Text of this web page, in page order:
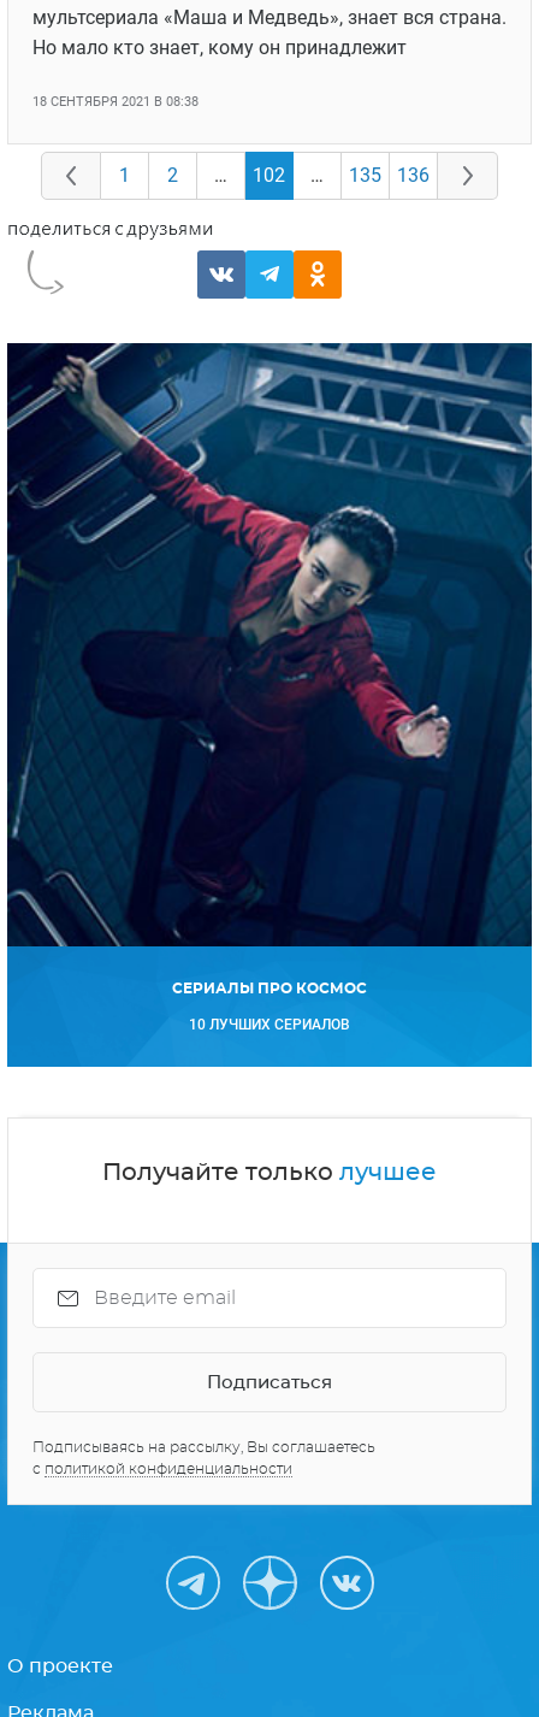
мультсериала «Маша и Медведь», знает вся страна.
Но мало кто знает, кому он принадлежит
18 СЕНТЯБРЯ 2021 В 08:38
1 2 … 102 … 135 136
СЕРИАЛЫ ПРО КОСМОС
10 ЛУЧШИХ СЕРИАЛОВ
Получайте только лучшее
Подписываясь на рассылку, Вы соглашаетесь
с политикой конфиденциальности
О проекте